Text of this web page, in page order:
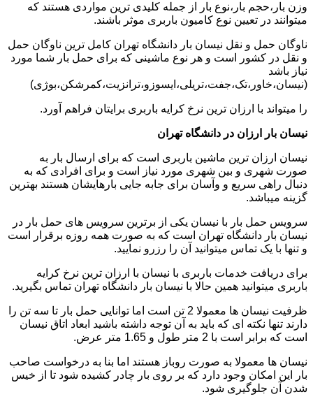
وزن بار،حجم بار،نوع بار از جمله کلیدی ترین مواردی هستند که
میتوانند در تعیین نوع کامیون باربری موثر باشند.
ناوگان حمل و نقل نیسان بار دانشگاه تهران کامل ترین ناوگان حمل
و نقل در کشور است و هر نوع ماشینی که برای حمل بار شما مورد
نیاز باشد
(نیسان،خاور،تک،جفت،تریلی،ایسوزو،ترانزیت،کمرشکن،بوژی)
را میتواند با ارزان ترین نرخ کرایه باربری برایتان فراهم آورد.
نیسان بار ارزان در دانشگاه تهران
نیسان ارزان ترین ماشین باربری است که برای ارسال بار به
صورت شهری و بین شهری مورد نیاز است و برای افرادی که به
دنبال راهی سریع و وآسان برای جابه جایی بارهایشان هستند بهترین
گزینه میباشد.
سرویس حمل بار با نیسان یکی از برترین سرویس های حمل بار در
نیسان بار دانشگاه تهران است که به صورت همه روزه برقرار است
و تنها با یک تماس میتوانید آن را رزرو نمایید.
برای دریافت خدمات باربری با نیسان با ارزان ترین نرخ کرایه
باربری میتوانید همین حالا با نیسان بار دانشگاه تهران تماس بگیرید.
ظرفیت نیسان ها معمولا 2 تن است اما توانایی حمل بار تا سه تن را
دارند تنها نکته ای که باید به آن توجه داشته باشید ابعاد اتاق نیسان
است که برابر است با 2 متر طول و 1.65 متر عرض.
نیسان ها معمولا به صورت روباز هستند اما بنا به درخواست صاحب
بار این امکان وجود دارد که بر روی بار چادر کشیده شود تا از خیس
شدن آن جلوگیری شود.